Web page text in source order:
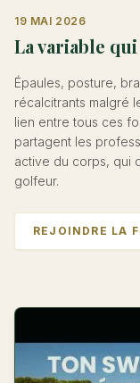
19 MAI 2026
La variable
Épaules, posture,
récalcitrants malgré
lien entre tous ces
partagent les
active du corps, qui
golfeur.
REJOINDRE LA